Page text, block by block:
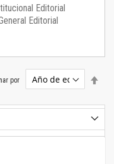
Editorial
Editorial
por